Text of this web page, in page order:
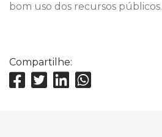
bom uso dos recursos públicos.
Compartilhe: